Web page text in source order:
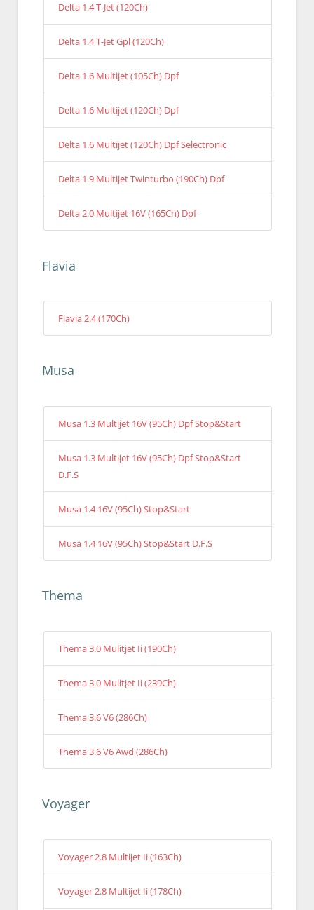
Delta 1.4 T-Jet (120Ch)
Delta 1.4 T-Jet Gpl (120Ch)
Delta 1.6 Multijet (105Ch) Dpf
Delta 1.6 Multijet (120Ch) Dpf
Delta 1.6 Multijet (120Ch) Dpf Selectronic
Delta 1.9 Multijet Twinturbo (190Ch) Dpf
Delta 2.0 Multijet 16V (165Ch) Dpf
Flavia
Flavia 2.4 (170Ch)
Musa
Musa 1.3 Multijet 16V (95Ch) Dpf Stop&Start
Musa 1.3 Multijet 16V (95Ch) Dpf Stop&Start
D.F.S
Musa 1.4 16V (95Ch) Stop&Start
Musa 1.4 16V (95Ch) Stop&Start D.F.S
Thema
Thema 3.0 Mulitjet Ii (190Ch)
Thema 3.0 Mulitjet Ii (239Ch)
Thema 3.6 V6 (286Ch)
Thema 3.6 V6 Awd (286Ch)
Voyager
Voyager 2.8 Multijet Ii (163Ch)
Voyager 2.8 Multijet Ii (178Ch)